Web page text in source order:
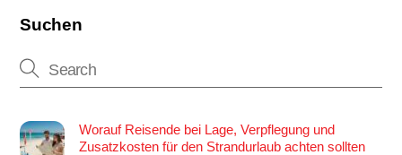
Suchen
Worauf Reisende bei Lage, Verpflegung und
Zusatzkosten für den Strandurlaub achten sollten